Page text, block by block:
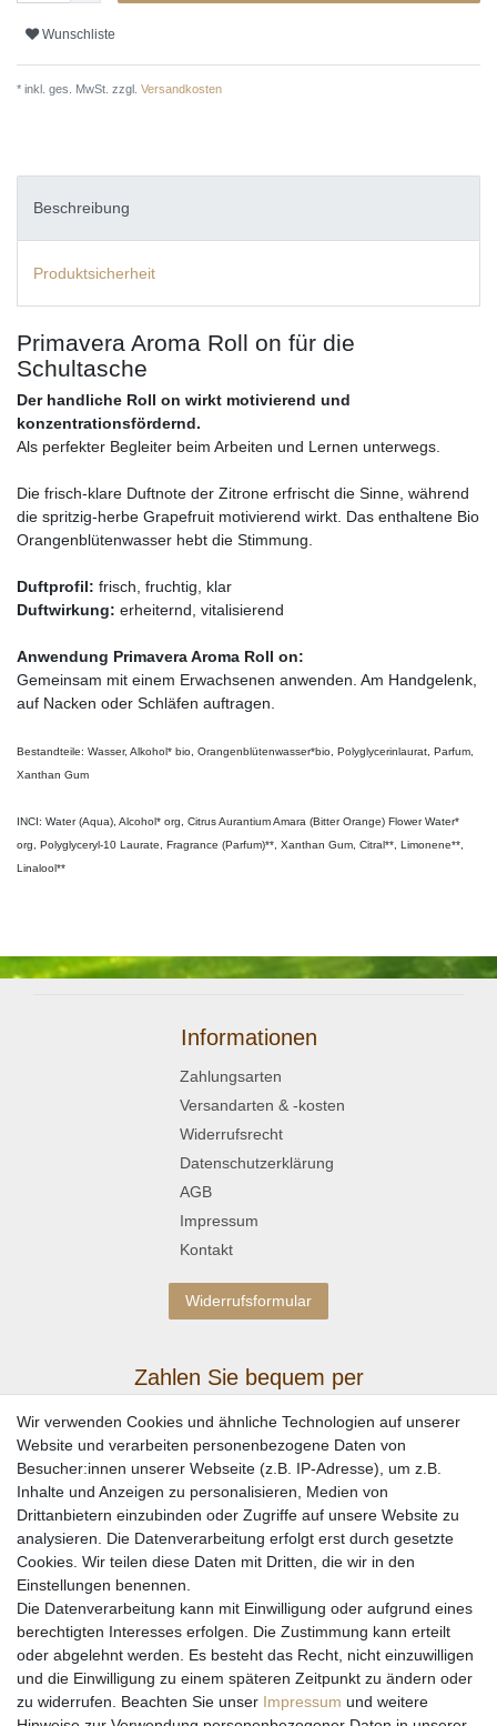
Wunschliste
* inkl. ges. MwSt. zzgl. Versandkosten
Beschreibung
Produktsicherheit
Primavera Aroma Roll on für die
Schultasche
Der handliche Roll on wirkt motivierend und
konzentrationsfördernd.
Als perfekter Begleiter beim Arbeiten und Lernen unterwegs.
Die frisch-klare Duftnote der Zitrone erfrischt die Sinne, während
die spritzig-herbe Grapefruit motivierend wirkt. Das enthaltene Bio
Orangenblütenwasser hebt die Stimmung.
Duftprofil: frisch, fruchtig, klar
Duftwirkung: erheiternd, vitalisierend
Anwendung Primavera Aroma Roll on:
Gemeinsam mit einem Erwachsenen anwenden. Am Handgelenk,
auf Nacken oder Schläfen auftragen.
Bestandteile: Wasser, Alkohol* bio, Orangenblütenwasser*bio, Polyglycerinlaurat, Parfum,
Xanthan Gum
INCI: Water (Aqua), Alcohol* org, Citrus Aurantium Amara (Bitter Orange) Flower Water*
org, Polyglyceryl-10 Laurate, Fragrance (Parfum)**, Xanthan Gum, Citral**, Limonene**,
Linalool**
Informationen
Zahlungsarten
Versandarten & -kosten
Widerrufsrecht
Datenschutzerklärung
AGB
Impressum
Kontakt
Widerrufsformular
Zahlen Sie bequem per
Wir versenden mit
Wir verwenden Cookies und ähnliche Technologien auf unserer
Website und verarbeiten personenbezogene Daten von
Besucher:innen unserer Webseite (z.B. IP-Adresse), um z.B.
Inhalte und Anzeigen zu personalisieren, Medien von
Drittanbietern einzubinden oder Zugriffe auf unsere Website zu
analysieren. Die Datenverarbeitung erfolgt erst durch gesetzte
Cookies. Wir teilen diese Daten mit Dritten, die wir in den
Einstellungen benennen.
Die Datenverarbeitung kann mit Einwilligung oder aufgrund eines
berechtigten Interesses erfolgen. Die Zustimmung kann erteilt
oder abgelehnt werden. Es besteht das Recht, nicht einzuwilligen
und die Einwilligung zu einem späteren Zeitpunkt zu ändern oder
zu widerrufen. Beachten Sie unser Impressum und weitere